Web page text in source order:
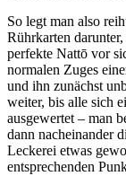
So legt man also
Rührkarten
perfekte Nattō vor
normalen Zuges
und ihn zunächst
weiter, bis alle sich
ausgewertet – man
dann nacheinander
Leckerei etwas
entsprechenden